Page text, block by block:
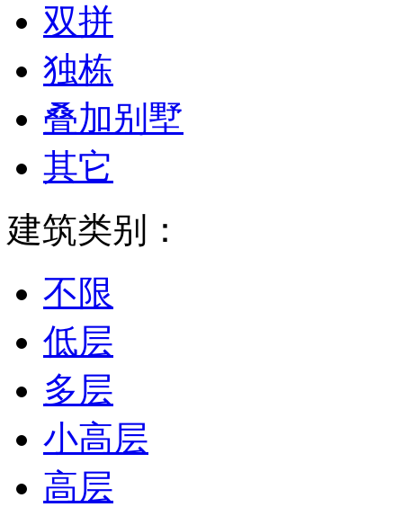
双拼
独栋
叠加别墅
其它
建筑类别：
不限
低层
多层
小高层
高层